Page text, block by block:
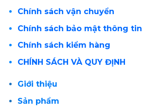
Chính sách vận chuyển
Chính sách bảo mật thông tin
Chính sách kiểm hàng
CHÍNH SÁCH VÀ QUY ĐỊNH
Giới thiệu
Sản phẩm